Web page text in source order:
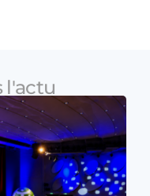
l'actu